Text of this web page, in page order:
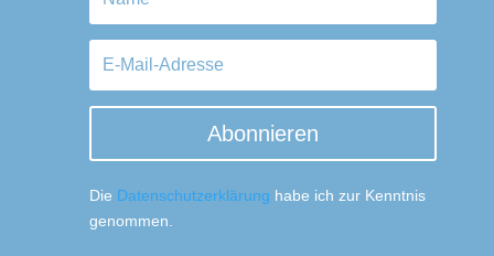
Abonnieren
Die Datenschutzerklärung habe ich zur Kenntnis
genommen.